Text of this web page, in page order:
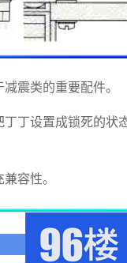
震类的重要配件。
丁设置成锁死的状
容性。